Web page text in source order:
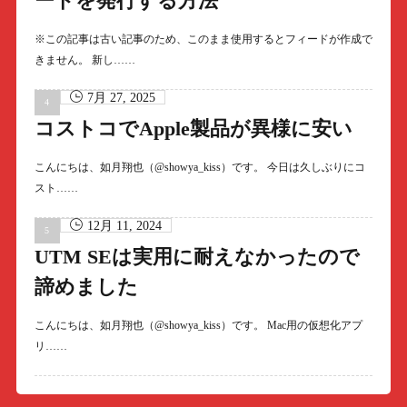
※この記事は古い記事のため、このまま使用するとフィードが作成で
きません。 新し……
7月 27, 2025
コストコでApple製品が異様に安い
こんにちは、如月翔也（@showya_kiss）です。 今日は久しぶりにコ
スト……
12月 11, 2024
UTM SEは実用に耐えなかったので
諦めました
こんにちは、如月翔也（@showya_kiss）です。 Mac用の仮想化アプ
リ……